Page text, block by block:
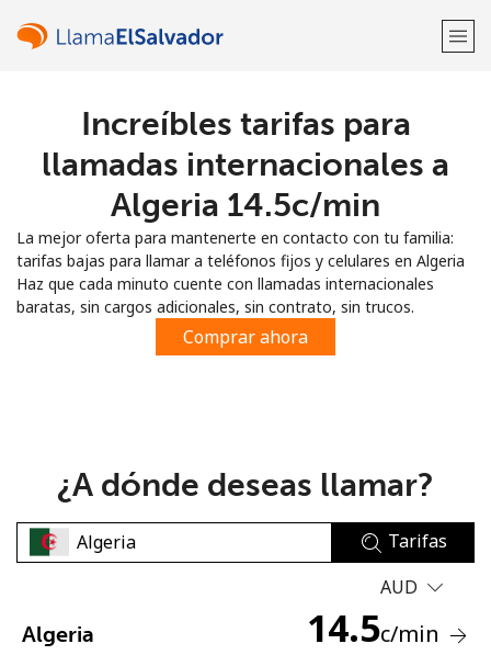
¡Bienvenido!
Regístrate con
Increíbles tarifas para
llamadas internacionales a
Algeria ⁦14.5c⁩/min
La mejor oferta para mantenerte en contacto con tu familia:
tarifas bajas para llamar a teléfonos fijos y celulares en Algeria
Haz que cada minuto cuente con llamadas internacionales
baratas, sin cargos adicionales, sin contrato, sin trucos.
Comprar ahora
¿A dónde deseas llamar?
Tarifas
AUD
Algeria 14.5c/min